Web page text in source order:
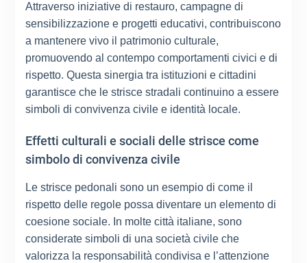
Attraverso iniziative di restauro, campagne di
sensibilizzazione e progetti educativi, contribuiscono
a mantenere vivo il patrimonio culturale,
promuovendo al contempo comportamenti civici e di
rispetto. Questa sinergia tra istituzioni e cittadini
garantisce che le strisce stradali continuino a essere
simboli di convivenza civile e identità locale.
Effetti culturali e sociali delle strisce come
simbolo di convivenza civile
Le strisce pedonali sono un esempio di come il
rispetto delle regole possa diventare un elemento di
coesione sociale. In molte città italiane, sono
considerate simboli di una società civile che
valorizza la responsabilità condivisa e l’attenzione